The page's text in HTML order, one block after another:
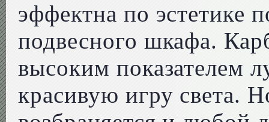
эффектна по эстетике
подвесного шкафа.
высоким показателем
красивую игру света.